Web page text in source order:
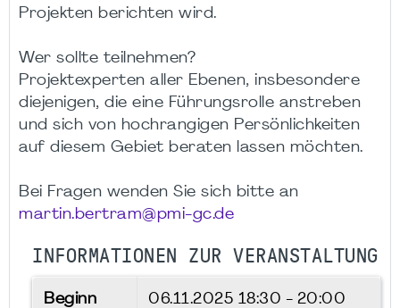
Projekten berichten wird.
Wer sollte teilnehmen?
Projektexperten aller Ebenen, insbesondere
diejenigen, die eine Führungsrolle anstreben
und sich von hochrangigen Persönlichkeiten
auf diesem Gebiet beraten lassen möchten.
Bei Fragen wenden Sie sich bitte an
martin.bertram@pmi-gc.de
INFORMATIONEN ZUR VERANSTALTUNG
Beginn
06.11.2025 18:30 - 20:00